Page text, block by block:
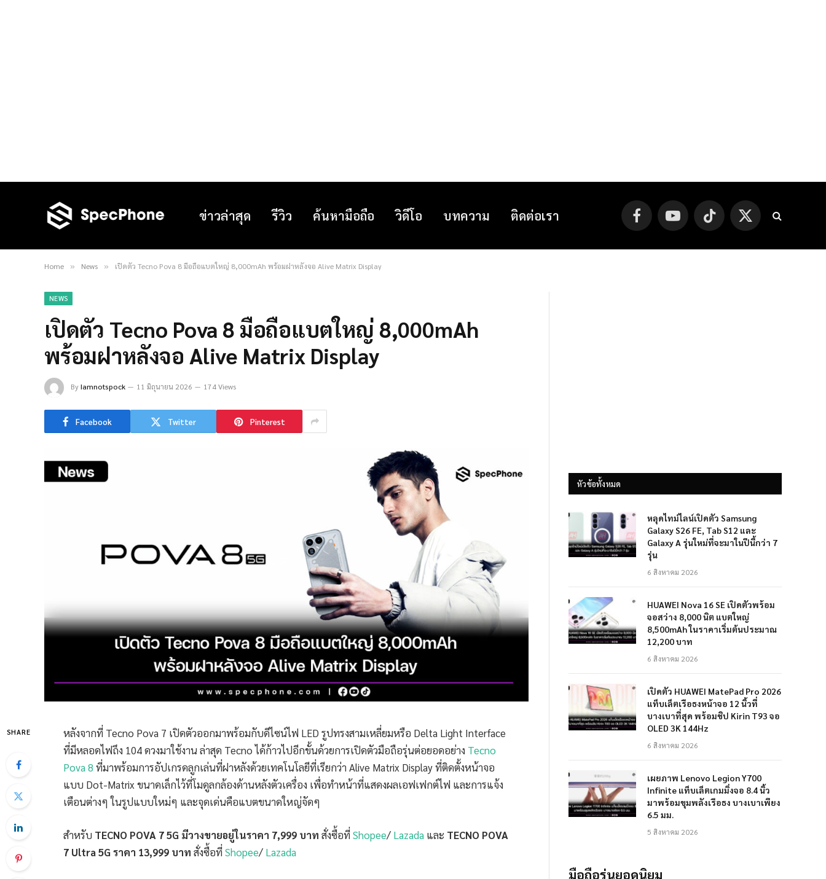
ข่าวล่าสุด รีวิว ค้นหามือถือ วิดีโอ บทความ ติดต่อเรา FacebookYouTube TikTok
X
(Twitter)
Home » News » เปิดตัว Tecno Pova 8 มือถือแบตใหญ่ 8,000mAh พร้อมฝาหลังจอ Alive Matrix Display
NEWS
เปิดตัว Tecno Pova 8 มือถือแบตใหญ่ 8,000mAh
พร้อมฝาหลังจอ Alive Matrix Display
ByIamnotspock 11 มิถุนายน 2026 174 Views
Facebook Twitter Pinterest
SHARE
หลังจากที่ Tecno Pova 7 เปิดตัวออกมาพร้อมกับดีไซน์ไฟ LED รูปทรงสามเหลี่ยมหรือ Delta Light Interface
ที่มีหลอดไฟถึง 104 ดวงมาใช้งาน ล่าสุด Tecno ได้ก้าวไปอีกขั้นด้วยการเปิดตัวมือถือรุ่นต่อยอดอย่าง Tecno
Pova 8 ที่มาพร้อมการอัปเกรดลูกเล่นที่ฝาหลังด้วยเทคโนโลยีที่เรียกว่า Alive Matrix Display ที่ติดตั้งหน้าจอ
แบบ Dot-Matrix ขนาดเล็กไว้ที่โมดูลกล้องด้านหลังตัวเครื่อง เพื่อทำหน้าที่แสดงผลเอฟเฟกต์ไฟ และการแจ้ง
เตือนต่างๆ ในรูปแบบใหม่ๆ และจุดเด่นคือแบตขนาดใหญ่จัดๆ
สำหรับ TECNO POVA 7 5G มีวางขายอยู่ในราคา 7,999 บาท สั่งซื้อที่Shopee/ Lazada และ TECNO POVA
7 Ultra 5G ราคา 13,999 บาท สั่งซื้อที่Shopee/ Lazada
หัวข้อทั้งหมด
หลุดไทม์ไลน์เปิดตัว Samsung
Galaxy S26 FE, Tab S12 และ
Galaxy A รุ่นใหม่ที่จะมาในปีนี้กว่า 7
รุ่น
6 สิงหาคม 2026
HUAWEI Nova 16 SE เปิดตัวพร้อม
จอสว่าง 8,000 นิต แบตใหญ่
8,500mAh ในราคาเริ่มต้นประมาณ
12,200 บาท
6 สิงหาคม 2026
เปิดตัว HUAWEI MatePad Pro 2026
แท็บเล็ตเรือธงหน้าจอ 12 นิ้วที่
บางเบาที่สุด พร้อมชิป Kirin T93 จอ
OLED 3K 144Hz
6 สิงหาคม 2026
เผยภาพ Lenovo Legion Y700
Infinite แท็บเล็ตเกมมิ่งจอ 8.4 นิ้ว
มาพร้อมขุมพลังเรือธง บางเบาเพียง
6.5 มม.
5 สิงหาคม 2026
มือถือรุ่นยอดนิยม